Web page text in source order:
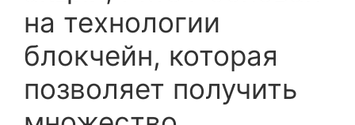
на технологии
блокчейн, которая
позволяет получить